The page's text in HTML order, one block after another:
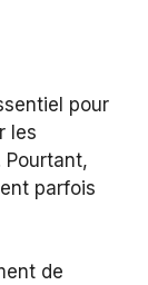
pour
les
parfois
de